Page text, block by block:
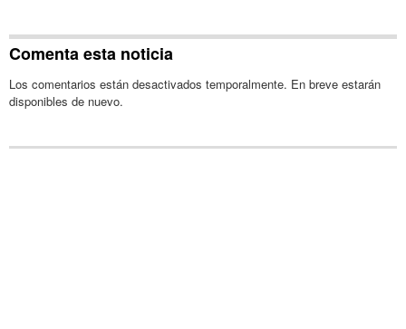
Comenta esta noticia
Los comentarios están desactivados temporalmente. En breve estarán
disponibles de nuevo.